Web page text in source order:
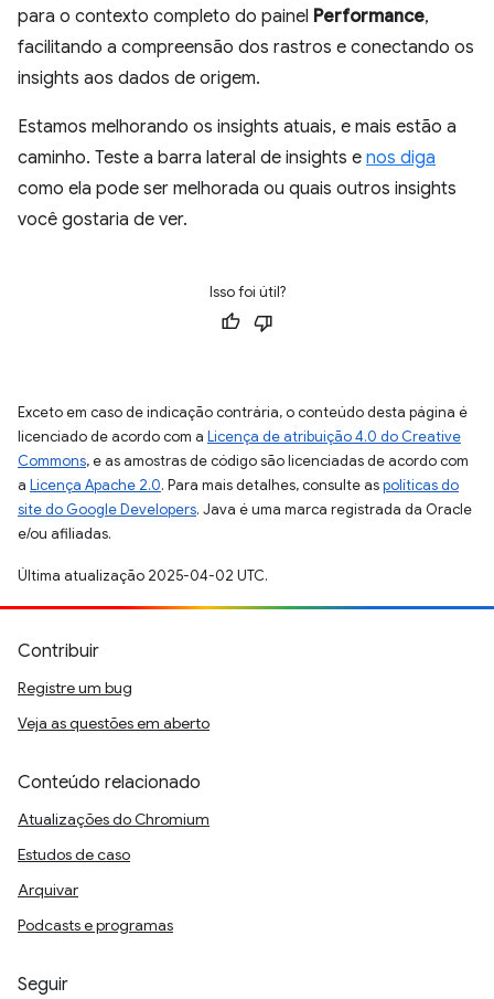
para o contexto completo do painel Performance,
facilitando a compreensão dos rastros e conectando os
insights aos dados de origem.
Estamos melhorando os insights atuais, e mais estão a
caminho. Teste a barra lateral de insights e nos diga
como ela pode ser melhorada ou quais outros insights
você gostaria de ver.
Isso foi útil?
Exceto em caso de indicação contrária, o conteúdo desta página é
licenciado de acordo com a Licença de atribuição 4.0 do Creative
Commons, e as amostras de código são licenciadas de acordo com
a Licença Apache 2.0. Para mais detalhes, consulte aspolíticas do
site do Google Developers. Java é uma marca registrada da Oracle
e/ou afiliadas.
Última atualização 2025-04-02 UTC.
Contribuir
Registre um bug
Veja as questões em aberto
Conteúdo relacionado
Atualizações do Chromium
Estudos de caso
Arquivar
Podcasts e programas
Seguir